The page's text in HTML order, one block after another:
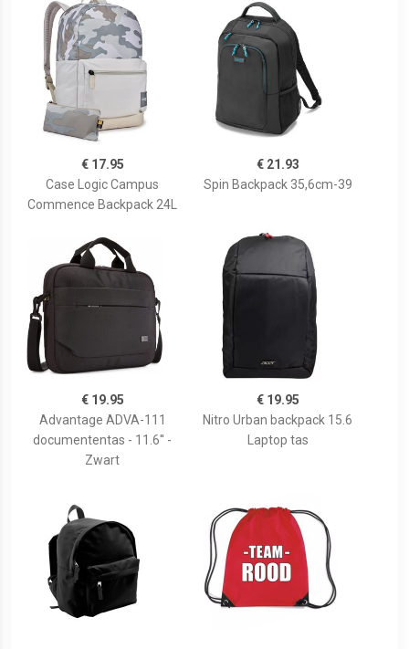
€ 17.95
Case Logic Campus
Commence Backpack 24L
€ 21.93
Spin Backpack 35,6cm-39
€ 19.95
Advantage ADVA-111
documententas - 11.6'' -
Zwart
€ 19.95
Nitro Urban backpack 15.6
Laptop tas